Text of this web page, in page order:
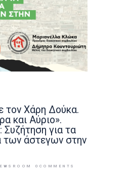
τον Χάρη Δούκα.
και Αύριο».
Συζήτηση για τα
των άστεγων στην
0 COMMENTS